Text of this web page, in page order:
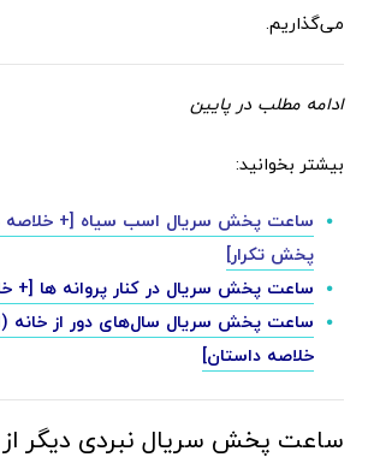
می‌گذاریم.
ادامه مطلب در پایین
بیشتر بخوانید:
ساعت پخش سریال اسب سیاه [+ خلاصه
پخش تکرار]
ساعت پخش سریال در کنار پروانه‌ ها [+
ساعت پخش سریال سال‌های دور از خانه
خلاصه داستان]
ساعت پخش سریال نبردی دیگر